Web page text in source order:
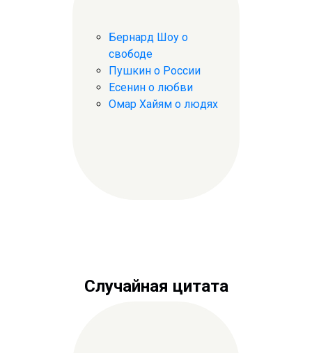
Бернард Шоу о
свободе
Пушкин о России
Есенин о любви
Омар Хайям о людях
Случайная цитата